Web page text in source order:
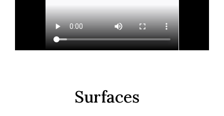
Surfaces